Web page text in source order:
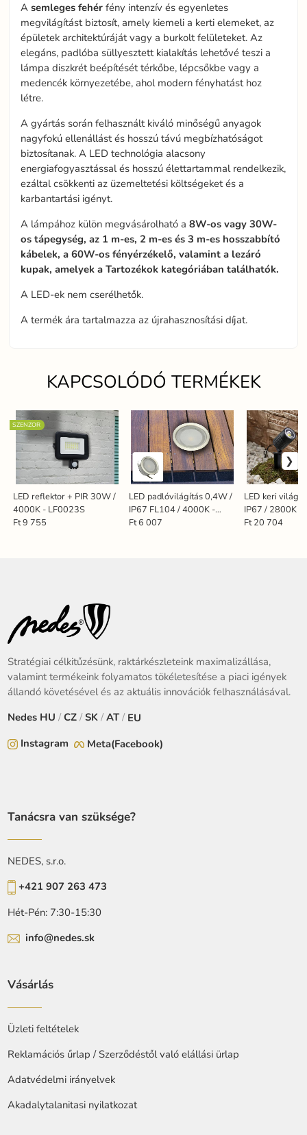
Asemleges fehér fény intenzív és egyenletes
megvilágítást biztosít, amely kiemeli a kerti elemeket, az
épületek architektúráját vagy a burkolt felületeket. Az
elegáns, padlóba süllyesztett kialakítás lehetővé teszi a
lámpa diszkrét beépítését térkőbe, lépcsőkbe vagy a
medencék környezetébe, ahol modern fényhatást hoz
létre.
A gyártás során felhasznált kiváló minőségű anyagok
nagyfokú ellenállást és hosszú távú megbízhatóságot
biztosítanak. A LED technológia alacsony
energiafogyasztással és hosszú élettartammal rendelkezik,
ezáltal csökkenti az üzemeltetési költségeket és a
karbantartási igényt.
A lámpához külön megvásárolható a8W-os vagy 30W-
os tápegység, az 1 m-es, 2 m-es és 3 m-es hosszabbító
kábelek, a 60W-os fényérzékelő, valamint a lezáró
kupak, amelyek a Tartozékok kategóriában találhatók.
A LED-ek nem cserélhetők.
A termék ára tartalmazza az újrahasznosítási díjat.
KAPCSOLÓDÓ TERMÉKEK
LED reflektor + PIR 30W /
4000K - LF0023S
SZENZOR
Ft 9 755
LED padlóvilágítás 0,4W /
IP67 FL104 / 4000K -
LFL123
Ft 6 007
LED keri
IP67 / 2800K -
Ft 20 704
Stratégiai célkitűzésünk, raktárkészleteink maximalizállása,
valamint termékeink folyamatos tökéletesítése a piaci igények
állandó követésével és az aktuális innovációk felhasználásával.
Nedes HU /CZ /SK / AT/ EU
Instagram
Meta(Facebook)
Tanácsra van szüksége?
NEDES, s.r.o.
+421 907 263 473
Hét-Pén: 7:30-15:30
info@nedes.sk
Vásárlás
Üzleti feltételek
Reklamációs űrlap / Szerződéstől való elállási ürlap
Adatvédelmi irányelvek
Akadalytalanitasi nyilatkozat